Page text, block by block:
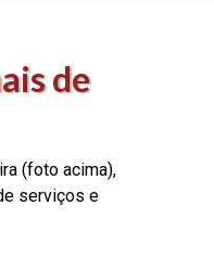
de
(foto acima),
serviços e